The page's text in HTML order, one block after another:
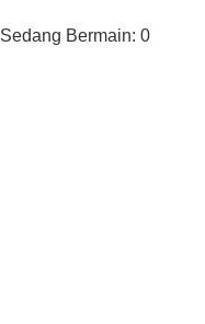
Sedang Bermain: 0